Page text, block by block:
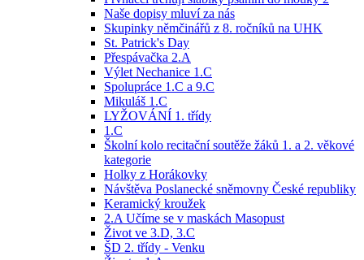
Naše dopisy mluví za nás
Skupinky němčinářů z 8. ročníků na UHK
St. Patrick's Day
Přespávačka 2.A
Výlet Nechanice 1.C
Spolupráce 1.C a 9.C
Mikuláš 1.C
LYŽOVÁNÍ 1. třídy
1.C
Školní kolo recitační soutěže žáků 1. a 2. věkové
kategorie
Holky z Horákovky
Návštěva Poslanecké sněmovny České republiky
Keramický kroužek
2.A Učíme se v maskách Masopust
Život ve 3.D, 3.C
ŠD 2. třídy - Venku